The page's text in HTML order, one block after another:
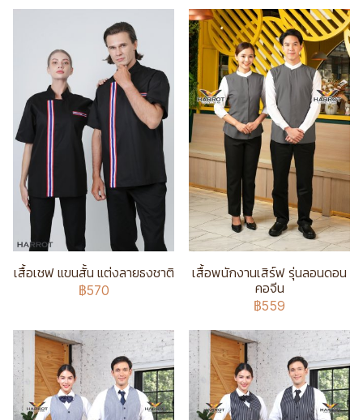
เสื้อเชฟ แขนสั้น แต่งลายธงชาติ
฿570
เสื้อพนักงานเสิร์ฟ รุ่นลอนดอน
คอจีน
฿559